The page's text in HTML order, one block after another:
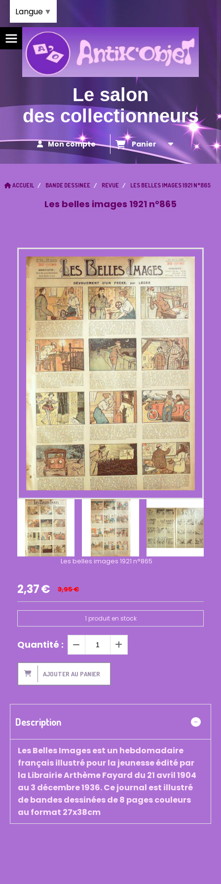
Le salon
des collectionneurs
Mon compte Panier
ACCUEIL BANDE DESSINEE REVUE LES BELLES IMAGES 1921 N°865
Les belles images 1921 n°865
Les belles images 1921 n°865
2,37€ 3,95€
1 produit en stock
Quantité :
AJOUTER AU PANIER
Description
Les Belles Images est un hebdomadaire
français illustré pour la jeunesse édité par
la Librairie Arthème Fayard du 21 avril 1904
au 3 décembre 1936. Ce journal est illustré
de bandes dessinées de 8 pages couleurs
au format 27x38cm
Langue ▼